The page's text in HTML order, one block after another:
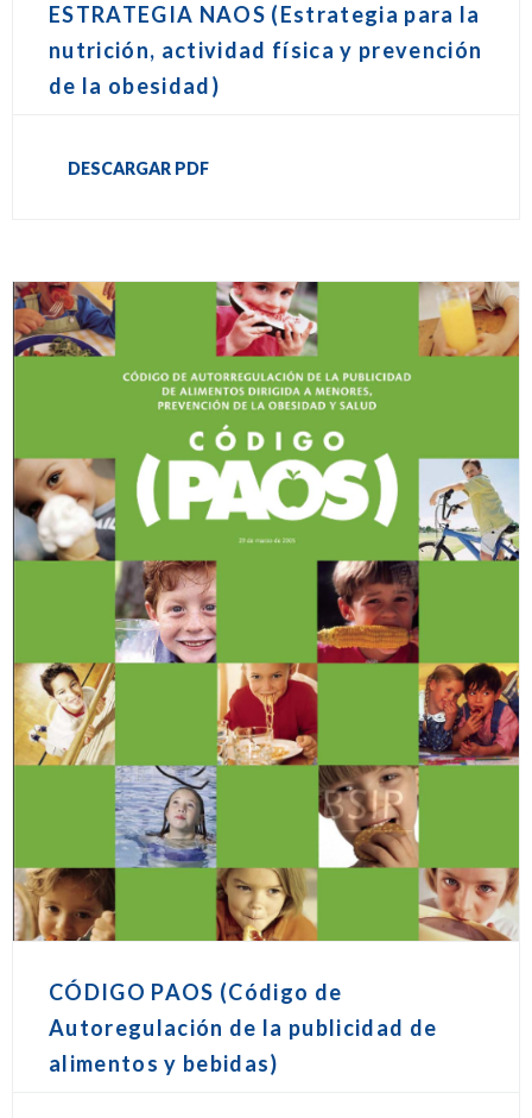
ESTRATEGIA NAOS (Estrategia para la
nutrición, actividad física y prevención
de la obesidad)
DESCARGAR PDF
CÓDIGO PAOS (Código de
Autoregulación de la publicidad de
alimentos y bebidas)